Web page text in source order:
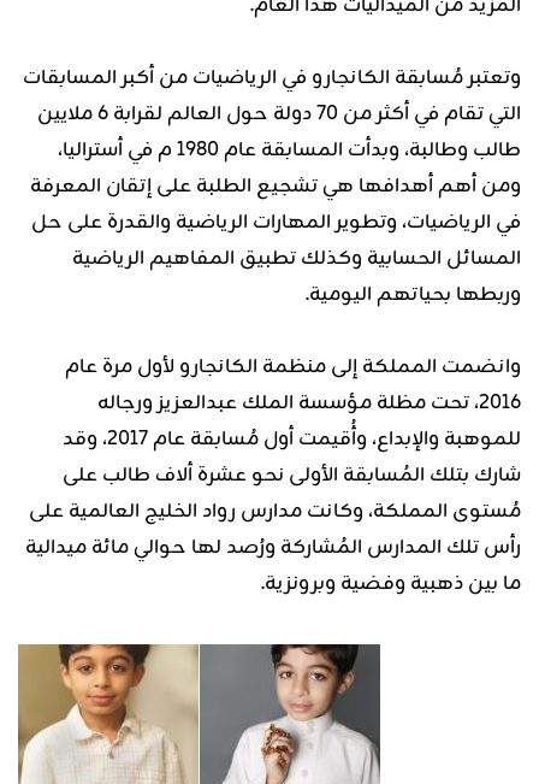
وتعتبر مُسابقة الكانجارو في الرياضيات من أكبر المسابقات
التي تقام في أكثر من 70 دولة حول العالم لقرابة 6 ملايين
طالب وطالبة، وبدأت المسابقة عام 1980 م في أستراليا،
ومن أهم أهدافها هي تشجيع الطلبة على إتقان المعرفة
في الرياضيات، وتطوير المهارات الرياضية والقدرة على حل
المسائل الحسابية وكذلك ​تطبيق المفاهيم الرياضية
وربطها بحياتهم اليومية.
وانضمت المملكة إلى منظمة الكانجارو لأول مرة عام
2016، تحت مظلة مؤسسة الملك عبدالعزيز ورجاله
للموهبة والإبداع، وأُقيمت أول مُسابقة عام 2017، وقد
شارك بتلك المُسابقة الأولى نحو عشرة ألاف طالب على
مُستوى المملكة، وكانت مدارس رواد الخليج العالمية على
رأس تلك المدارس المُشاركة ورُصد لها حوالي مائة ميدالية
ما بين ذهبية وفضية وبرونزية.